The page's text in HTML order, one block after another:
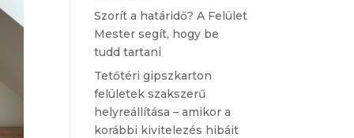
Szorít a határidő? A Felület
Mester segít, hogy be
tudd tartani
Tetőtéri gipszkarton
felületek szakszerű
helyreállítása – amikor a
korábbi kivitelezés hibáit